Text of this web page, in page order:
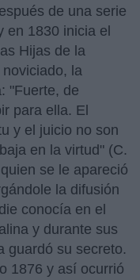
de una serie
en 1830 inicia el
Hijas de la
la
"Fuerte, de
para ella. El
y el juicio no son
en la virtud" (C.
se le apareció
la difusión
conocía en el
y durante sus
guardó su secreto.
1876 y así ocurrió